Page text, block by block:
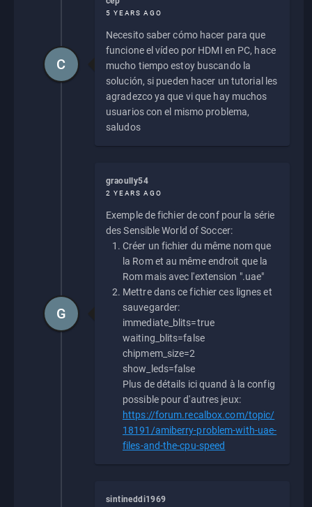
5 YEARS AGO
Necesito saber cómo hacer para que
funcione el vídeo por HDMI en PC, hace
mucho tiempo estoy buscando la
solución, si pueden hacer un tutorial les
agradezco ya que vi que hay muchos
usuarios con el mismo problema,
saludos
C
graoully54
2 YEARS AGO
Exemple de fichier de conf pour la série
des Sensible World of Soccer:
Créer un fichier du même nom que
la Rom et au même endroit que la
Rom mais avec l'extension ".uae"
Mettre dans ce fichier ces lignes et
sauvegarder:
immediate_blits=true
waiting_blits=false
chipmem_size=2
show_leds=false
Plus de détails ici quand à la config
possible pour d'autres jeux:
https://forum.recalbox.com/topic/
18191/amiberry-problem-with-uae-
files-and-the-cpu-speed
G
sintineddi1969